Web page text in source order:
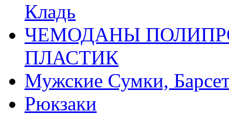
Кладь
ЧЕМОДАНЫ
ПЛАСТИК
Мужские Сумки,
Рюкзаки